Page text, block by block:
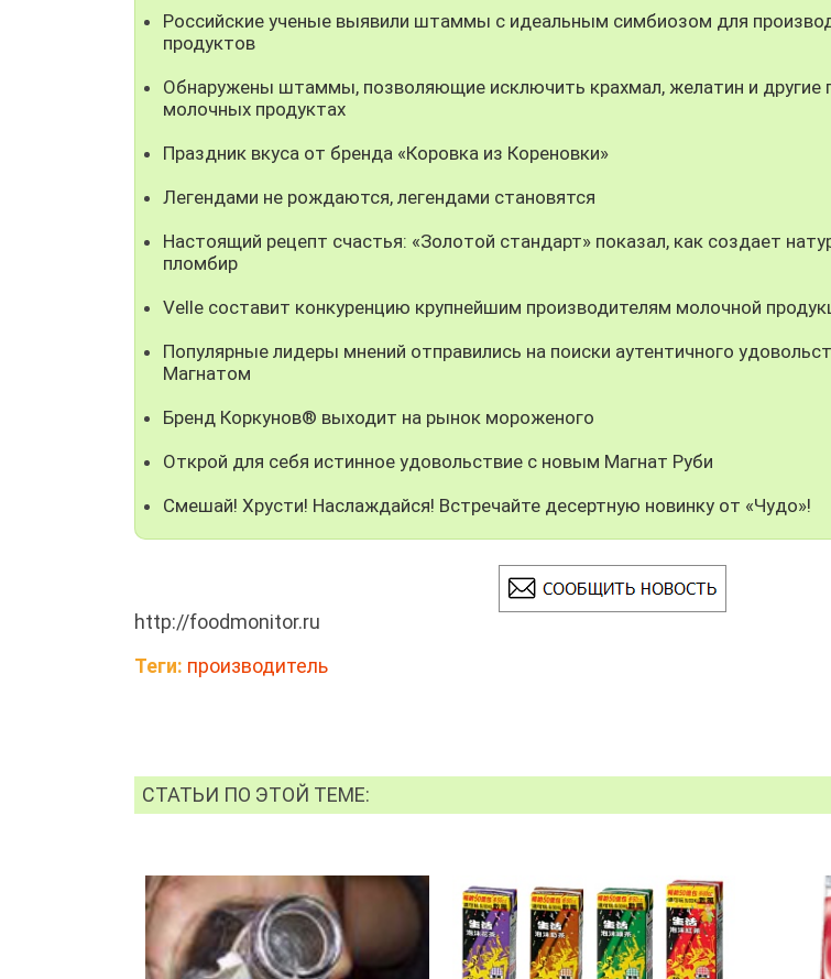
Российские ученые выявили штаммы с идеальным симбиозом для
продуктов
Обнаружены штаммы, позволяющие исключить крахмал, желатин и другие
молочных продуктах
Праздник вкуса от бренда «Коровка из Кореновки»
Легендами не рождаются, легендами становятся
Настоящий рецепт счастья: «Золотой стандарт» показал, как создает
пломбир
Velle составит конкуренцию крупнейшим производителям молочной
Популярные лидеры мнений отправились на поиски аутентичного
Магнатом
Бренд Коркунов® выходит на рынок мороженого
Открой для себя истинное удовольствие с новым Магнат Руби
Смешай! Хрусти! Наслаждайся! Встречайте десертную новинку от «Чудо»!
http://foodmonitor.ru
Теги: производитель
СТАТЬИ ПО ЭТОЙ ТЕМЕ: